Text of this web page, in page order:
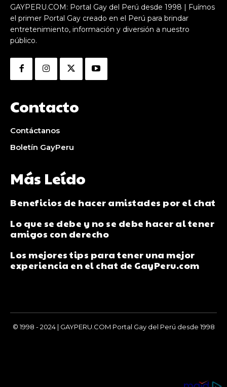
GAYPERU.COM: Portal Gay del Perú desde 1998 | Fuímos
el primer Portal Gay creado en el Perú para brindar
entretenimiento, información y diversión a nuestro
público.
Contacto
Contáctanos
Boletín GayPeru
Más Leído
Beneficios de hacer amistades por el chat
Lo que se debe y no se debe hacer al tener
amigos con derecho
Los mejores tips para tener una mejor
experiencia en el chat de GayPeru.com
© 1998 - 2024 | GAYPERU.COM Portal Gay del Perú desde 1998